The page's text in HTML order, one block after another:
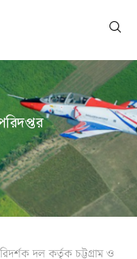
দল কর্তৃক চট্টগ্রাম ও